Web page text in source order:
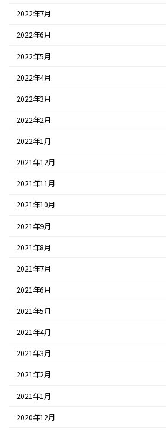
2022年7月
2022年6月
2022年5月
2022年4月
2022年3月
2022年2月
2022年1月
2021年12月
2021年11月
2021年10月
2021年9月
2021年8月
2021年7月
2021年6月
2021年5月
2021年4月
2021年3月
2021年2月
2021年1月
2020年12月